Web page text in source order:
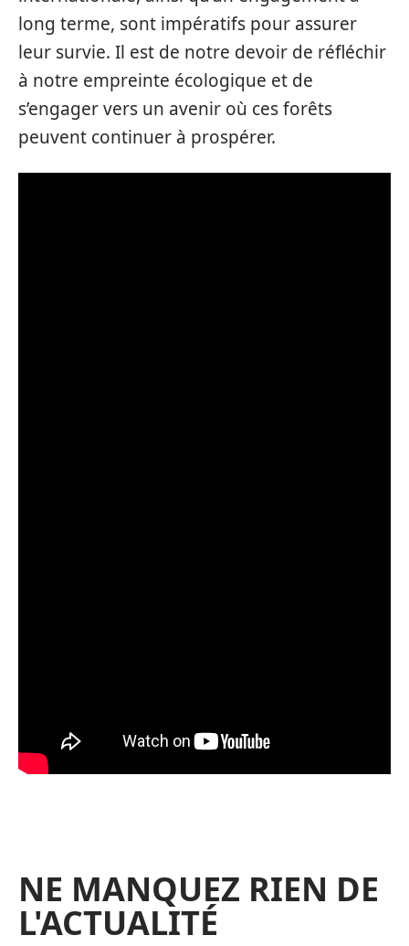
long terme, sont impératifs pour assurer
leur survie. Il est de notre devoir de réfléchir
à notre empreinte écologique et de
s’engager vers un avenir où ces forêts
peuvent continuer à prospérer.
NE MANQUEZ RIEN DE
L'ACTUALITÉ